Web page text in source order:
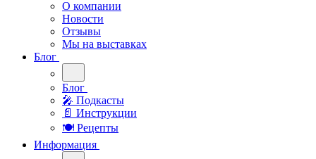
О компании
Новости
Отзывы
Мы на выставках
Блог
Блог
🎤︎︎ Подкасты
📄 Инструкции
🍽 Рецепты
Информация